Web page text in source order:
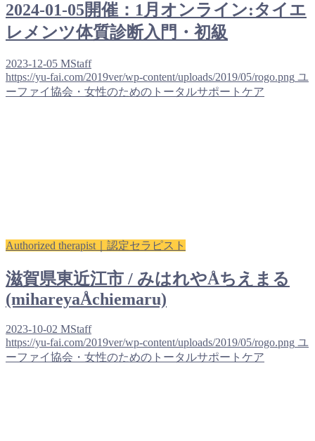
2024-01-05開催：1月オンライン:タイエ
レメンツ体質診断入門・初級
2023-12-05 MStaff
https://yu-fai.com/2019ver/wp-content/uploads/2019/05/rogo.png ユ
ーファイ協会・女性のためのトータルサポートケア
Authorized therapist｜認定セラピスト
滋賀県東近江市 / みはれやÅちえまる
(mihareyaÅchiemaru)
2023-10-02 MStaff
https://yu-fai.com/2019ver/wp-content/uploads/2019/05/rogo.png ユ
ーファイ協会・女性のためのトータルサポートケア